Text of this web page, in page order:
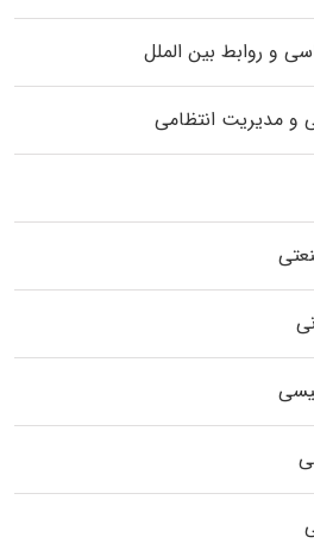
و روابط بین الملل
و مدیریت انتظامی